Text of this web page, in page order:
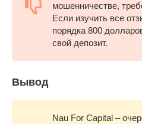
мошенничестве,
Если изучить все
порядка 800
свой депозит.
Вывод
Nau For Capital –